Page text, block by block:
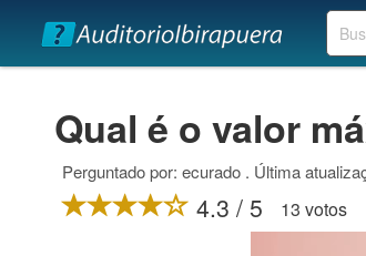
Qual é o valor
Perguntado por: ecurado . Última
4.3 / 5 13 votos